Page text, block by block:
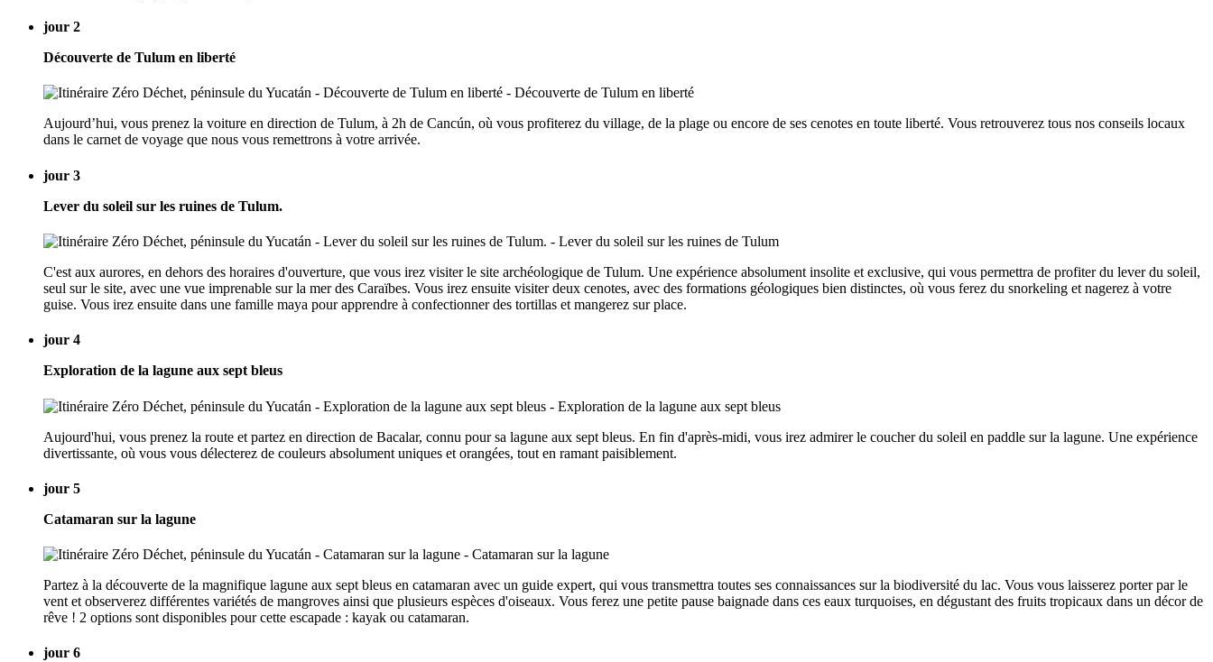
jour 2
Découverte de Tulum en liberté
Aujourd’hui, vous prenez la voiture en direction de Tulum, à 2h de Cancún, où vous profiterez du village, de la plage ou encore de ses cenotes en toute liberté. Vous retrouverez tous nos conseils locaux
dans le carnet de voyage que nous vous remettrons à votre arrivée.
jour 3
Lever du soleil sur les ruines de Tulum.
C'est aux aurores, en dehors des horaires d'ouverture, que vous irez visiter le site archéologique de Tulum. Une expérience absolument insolite et exclusive, qui vous permettra de profiter du lever du soleil,
seul sur le site, avec une vue imprenable sur la mer des Caraïbes. Vous irez ensuite visiter deux cenotes, avec des formations géologiques bien distinctes, où vous ferez du snorkeling et nagerez à votre
guise. Vous irez ensuite dans une famille maya pour apprendre à confectionner des tortillas et mangerez sur place.
jour 4
Exploration de la lagune aux sept bleus
Aujourd'hui, vous prenez la route et partez en direction de Bacalar, connu pour sa lagune aux sept bleus. En fin d'après-midi, vous irez admirer le coucher du soleil en paddle sur la lagune. Une expérience
divertissante, où vous vous délecterez de couleurs absolument uniques et orangées, tout en ramant paisiblement.
jour 5
Catamaran sur la lagune
Partez à la découverte de la magnifique lagune aux sept bleus en catamaran avec un guide expert, qui vous transmettra toutes ses connaissances sur la biodiversité du lac. Vous vous laisserez porter par le
vent et observerez différentes variétés de mangroves ainsi que plusieurs espèces d'oiseaux. Vous ferez une petite pause baignade dans ces eaux turquoises, en dégustant des fruits tropicaux dans un décor de
rêve ! 2 options sont disponibles pour cette escapade : kayak ou catamaran.
jour 6